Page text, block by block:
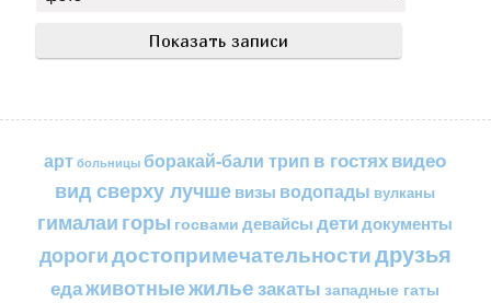
арт больницы боракай-бали трип в гостяхвидео
вид сверху лучшевизы водопады вулканы
гималаи горы госвами девайсы детидокументы
дорогидостопримечательностидрузья
едаживотныежильезакаты западные гаты